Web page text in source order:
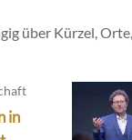
über Kürzel,
in